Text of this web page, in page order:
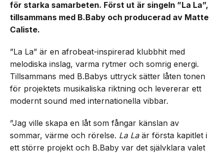
för starka samarbeten. Först ut är singeln ”La La”,
tillsammans med B.Baby och producerad av Matte
Caliste.
”La La” är en afrobeat-inspirerad klubbhit med
melodiska inslag, varma rytmer och somrig energi.
Tillsammans med B.Babys uttryck sätter låten tonen
för projektets musikaliska riktning och levererar ett
modernt sound med internationella vibbar.
”Jag ville skapa en låt som fångar känslan av
sommar, värme och rörelse. La Laär första kapitlet i
ett större projekt och B.Baby var det självklara valet